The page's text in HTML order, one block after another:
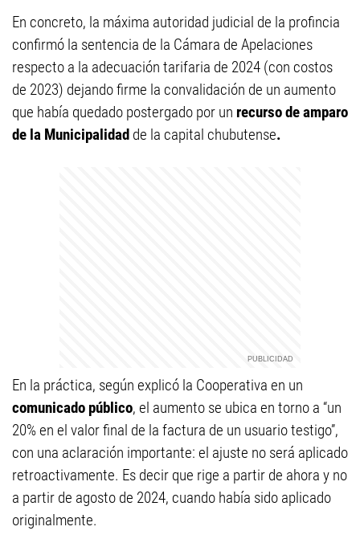
En concreto, la máxima autoridad judicial de la profincia
confirmó la sentencia de la Cámara de Apelaciones
respecto a la adecuación tarifaria de 2024 (con costos
de 2023) dejando firme la convalidación de un aumento
que había quedado postergado por un recurso de amparo
de la Municipalidad de la capital chubutense.
En la práctica, según explicó la Cooperativa en un
comunicado público, el aumento se ubica en torno a “un
20% en el valor final de la factura de un usuario testigo”,
con una aclaración importante: el ajuste no será aplicado
retroactivamente. Es decir que rige a partir de ahora y no
a partir de agosto de 2024, cuando había sido aplicado
originalmente.